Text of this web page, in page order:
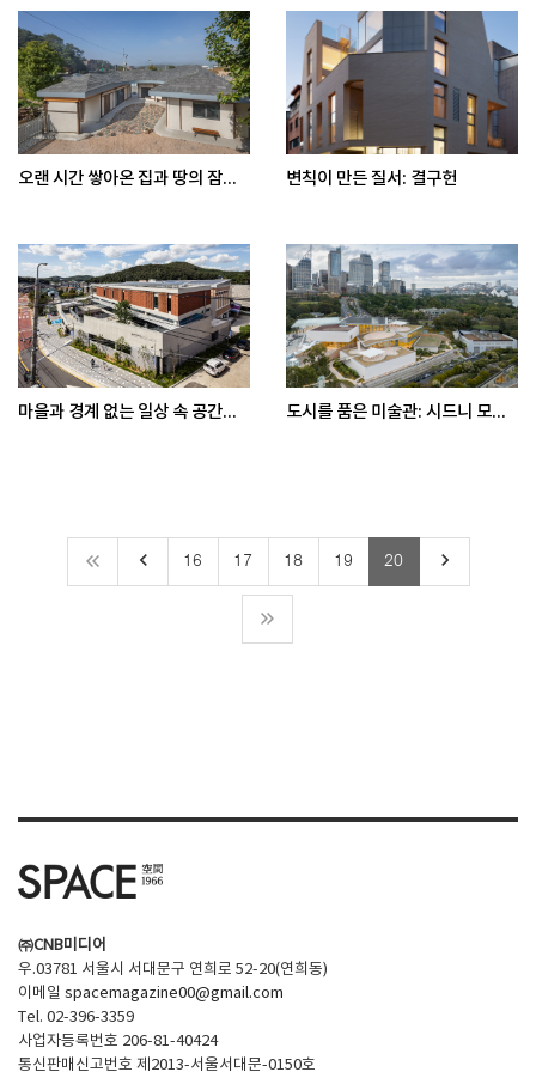
오랜 시간 쌓아온 집과 땅의 잠... 변칙이 만든 질서: 결구헌
마을과 경계 없는 일상 속 공간... 도시를 품은 미술관: 시드니 모...
keyboard_arrow_left 16 17 18 19 20 keyboard_arrow_right
㈜CNB미디어
우.03781 서울시 서대문구 연희로 52-20(연희동)
이메일 spacemagazine00@gmail.com
Tel. 02-396-3359
사업자등록번호 206-81-40424
통신판매신고번호 제2013-서울서대문-0150호